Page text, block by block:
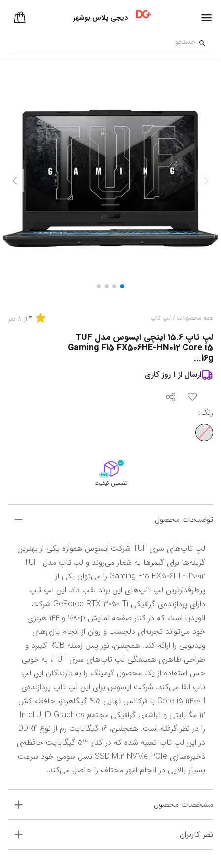
دیجی پلاس بوشهر
همه محصولات / لپ تاپ 4 از 8 نفر
لپ تاپ 15.6 اینچی ایسوس مدل TUF
Gaming F15 FX506HE-HN012 Core i5
16g...
ارسال از 1 روز کاری
رنگ:
تضمین کیفیت
توضیحات محصول
گزینه‌ها برای گیمرها به شمار می‌روند و لپ تاپ مدل TUF
بسیار بالایی در انجام امور مختلف را حاصل می‌کند.
مشخصات محصول
نظر کاربران